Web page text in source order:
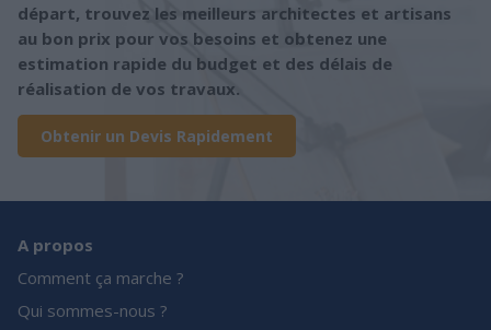
départ, trouvez les meilleurs architectes et artisans
au bon prix pour vos besoins et obtenez une
estimation rapide du budget et des délais de
réalisation de vos travaux.
Obtenir un Devis Rapidement
A propos
Comment ça marche ?
Qui sommes-nous ?